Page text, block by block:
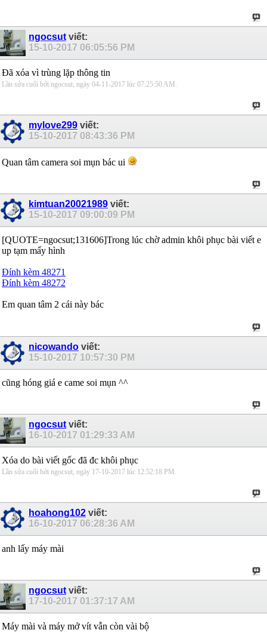
ngocsut viết:
15-10-2017 06:05:56 PM
Đã xóa vì trùng lặp thông tin
Lần sửa cuối bởi ngocsut, ngày 04-11-2017 lúc 07:25:50 AM .
mylove299 viết:
15-10-2017 08:43:36 PM
Quan tâm camera soi mụn bác ui
kimtuan20021989 viết:
15-10-2017 09:00:09 PM
[QUOTE=ngocsut;131606]Trong lúc chờ admin khôi phục bài viết e
up tạm mấy hình
Đính kèm 48271
Đính kèm 48272
Em quan tâm 2 cái này bác
nicowando viết:
15-10-2017 10:57:30 PM
cũng hóng giá e came soi mụn ^^
ngocsut viết:
16-10-2017 01:29:33 AM
Xóa do bài viết gốc đã đc khôi phục
Lần sửa cuối bởi ngocsut, ngày 17-10-2017 lúc 12:52:18 PM .
hoahong102 viết:
16-10-2017 06:28:36 AM
anh lấy máy mài
ngocsut viết:
17-10-2017 01:37:17 AM
Máy mài và máy mở vít vẫn còn vài bộ